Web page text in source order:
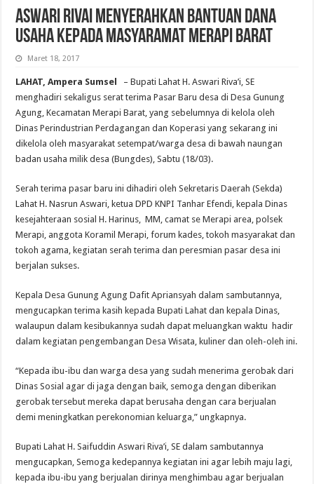
Aswari Rivai Menyerahkan Bantuan Dana
Usaha Kepada Masyaramat Merapi Barat
Maret 18, 2017
LAHAT, Ampera Sumsel
– Bupati Lahat H. Aswari Riva’i, SE
menghadiri sekaligus serat terima Pasar Baru desa di Desa Gunung
Agung, Kecamatan Merapi Barat, yang sebelumnya di kelola oleh
Dinas Perindustrian Perdagangan dan Koperasi yang sekarang ini
dikelola oleh masyarakat setempat/warga desa di bawah naungan
badan usaha milik desa (Bungdes), Sabtu (18/03).
Serah terima pasar baru ini dihadiri oleh Sekretaris Daerah (Sekda)
Lahat H. Nasrun Aswari, ketua DPD KNPI Tanhar Efendi, kepala Dinas
kesejahteraan sosial H. Harinus, MM, camat se Merapi area, polsek
Merapi, anggota Koramil Merapi, forum kades, tokoh masyarakat dan
tokoh agama, kegiatan serah terima dan peresmian pasar desa ini
berjalan sukses.
Kepala Desa Gunung Agung Dafit Apriansyah dalam sambutannya,
mengucapkan terima kasih kepada Bupati Lahat dan kepala Dinas,
walaupun dalam kesibukannya sudah dapat meluangkan waktu hadir
dalam kegiatan pengembangan Desa Wisata, kuliner dan oleh-oleh ini.
“Kepada ibu-ibu dan warga desa yang sudah menerima gerobak dari
Dinas Sosial agar di jaga dengan baik, semoga dengan diberikan
gerobak tersebut mereka dapat berusaha dengan cara berjualan
demi meningkatkan perekonomian keluarga,” ungkapnya.
Bupati Lahat H. Saifuddin Aswari Riva’i, SE dalam sambutannya
mengucapkan, Semoga kedepannya kegiatan ini agar lebih maju lagi,
kepada ibu-ibu yang berjualan dirinya menghimbau agar berjualan